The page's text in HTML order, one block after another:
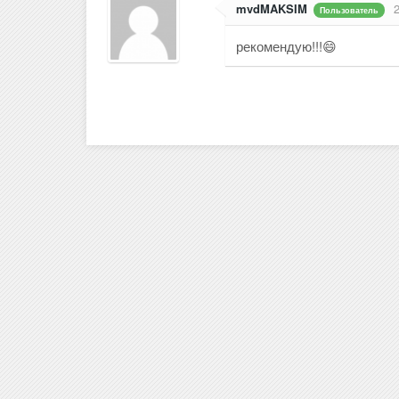
mvdMAKSIM Пользователь
рекомендую!!!😄